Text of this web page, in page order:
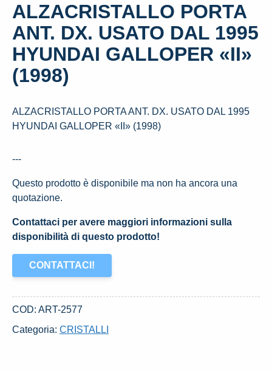
ALZACRISTALLO PORTA
ANT. DX. USATO DAL 1995
HYUNDAI GALLOPER «II»
(1998)
ALZACRISTALLO PORTA ANT. DX. USATO DAL 1995
HYUNDAI GALLOPER «II» (1998)
---
Questo prodotto è disponibile ma non ha ancora una
quotazione.
Contattaci per avere maggiori informazioni sulla
disponibilità di questo prodotto!
CONTATTACI!
COD: ART-2577
Categoria: CRISTALLI